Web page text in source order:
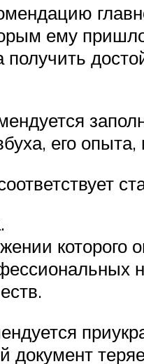
ему
получить
его
которого
документ